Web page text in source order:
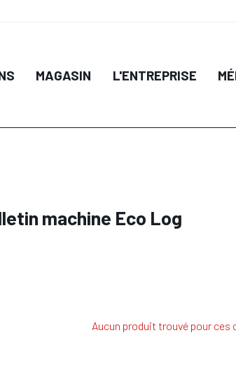
MAGASIN L'ENTREPRISE
machine Eco Log
Aucun produit trouvé pour ces